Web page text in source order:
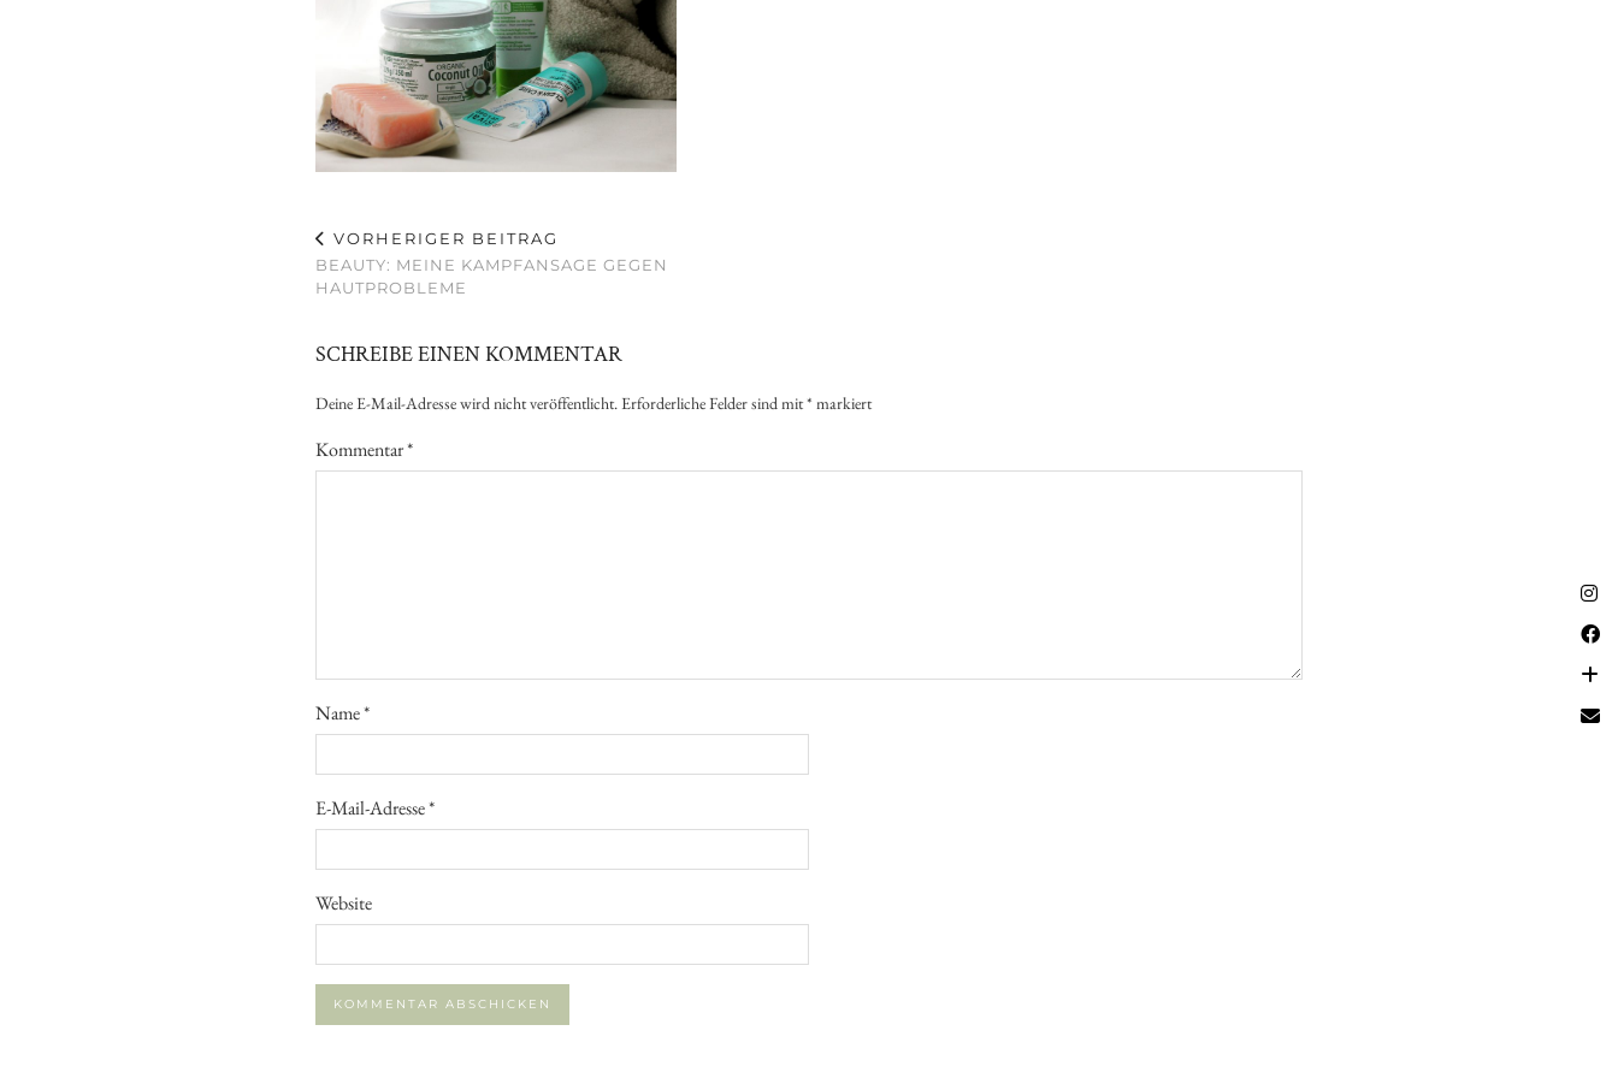
VORHERIGER BEITRAG
BEAUTY: MEINE KAMPFANSAGE GEGEN
HAUTPROBLEME
SCHREIBE EINEN KOMMENTAR
Deine E-Mail-Adresse wird nicht veröffentlicht.Erforderliche Felder sind mit* markiert
Kommentar*
Name*
E-Mail-Adresse*
Website